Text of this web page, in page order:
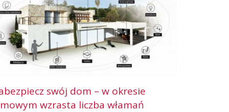
swój dom – w okresie
wzrasta liczba włamań